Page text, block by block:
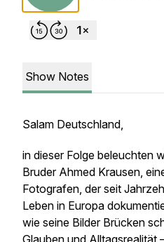
Show Notes
Salam Deutschland,
in dieser Folge beleuchten
Bruder Ahmed Krausen,
Fotografen, der seit
Leben in Europa
wie seine Bilder Brücken
Glauben und Alltagsrealität